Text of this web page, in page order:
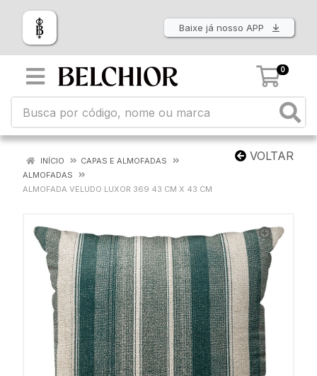
Baixe já nosso APP
0
VOLTAR
INÍCIO
CAPAS E ALMOFADAS
ALMOFADAS
ALMOFADA VELUDO LUXOR 369 43 CM X 43 CM